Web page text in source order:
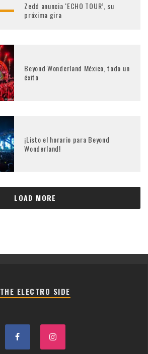
Zedd anuncia ‘ECHO TOUR’, su
próxima gira
Beyond Wonderland México, todo un
éxito
¡Listo el horario para Beyond
Wonderland!
LOAD MORE
THE ELECTRO SIDE